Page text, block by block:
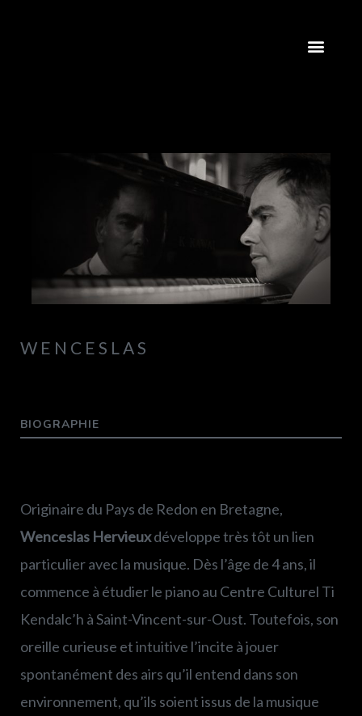
WENCESLAS
BIOGRAPHIE
Originaire du Pays de Redon en Bretagne,
Wenceslas Hervieuxdéveloppe très tôt un lien
particulier avec la musique. Dès l’âge de 4 ans, il
commence à étudier le piano au Centre Culturel Ti
Kendalc’h à Saint-Vincent-sur-Oust. Toutefois, son
oreille curieuse et intuitive l’incite à jouer
spontanément des airs qu’il entend dans son
environnement, qu’ils soient issus de la musique